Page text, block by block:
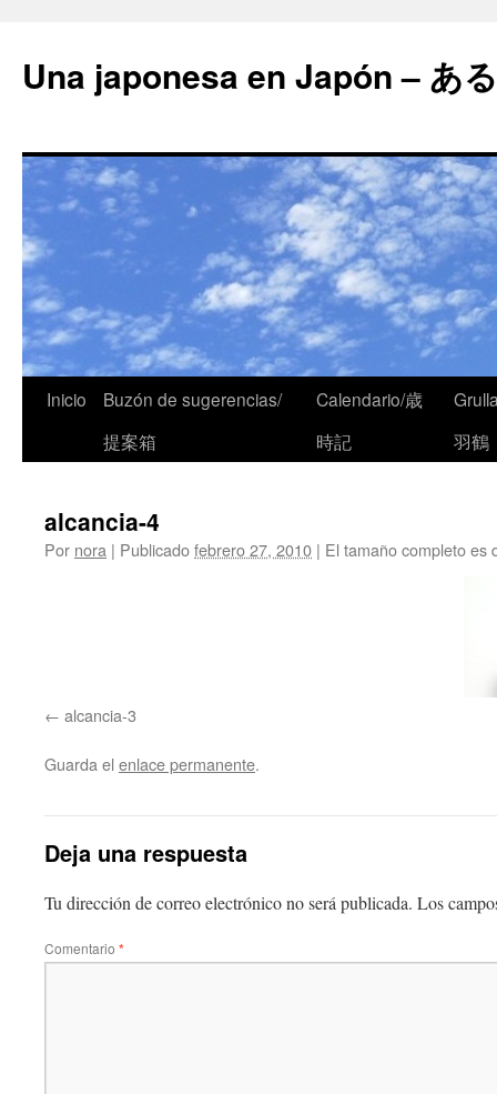
Una japonesa en Japón – あ
Inicio
Buzón de sugerencias/
提案箱
Calendario/歳
時記
羽鶴
alcancia-4
Por nora | Publicadofebrero 27, 2010 | El tamaño completo es
alcancia-3
Guarda el enlace permanente.
Deja una respuesta
Tu dirección de correo electrónico no será publicada. Los
Comentario *